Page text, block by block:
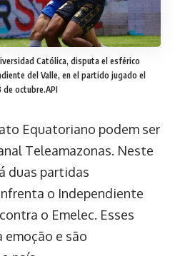
Católica, disputa el esférico
del Valle, en el partido jugado el
de octubre.API
Equatoriano podem ser
Teleamazonas. Neste
duas partidas
o Independiente
o Emelec. Esses
e são